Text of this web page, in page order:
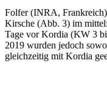
Folfer (INRA, Frankreich)
Kirsche (Abb. 3) im
Tage vor Kordia (KW 3
2019 wurden jedoch
gleichzeitig mit Kordia